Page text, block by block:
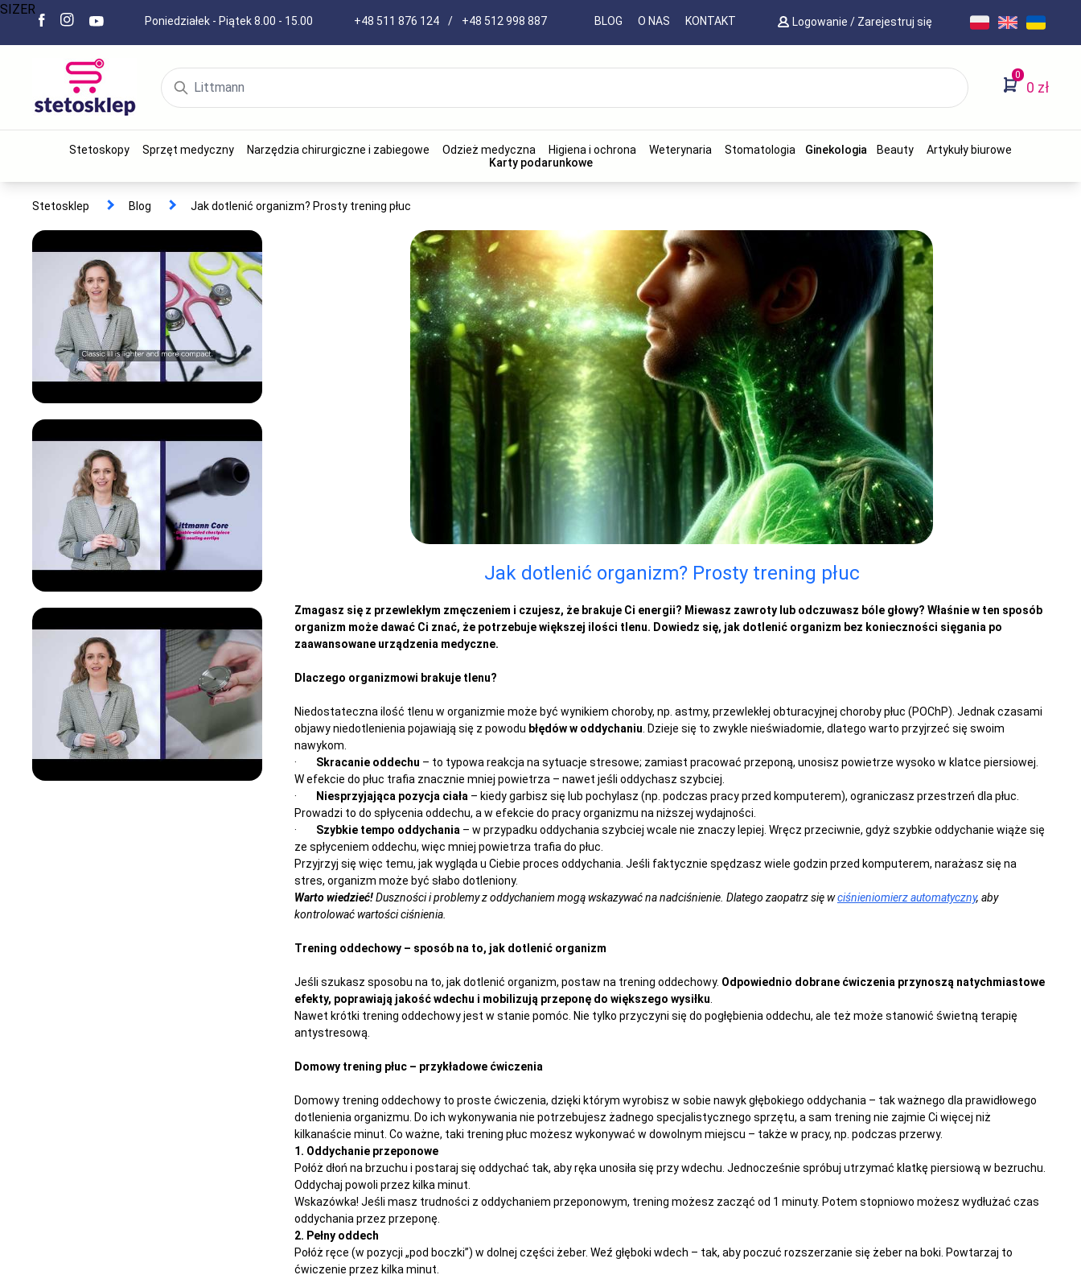
Poniedziałek - Piątek 8.00 - 15.00 +48 511 876 124 / +48 512 998 887 BLOG O NAS KONTAKT Logowanie / Zarejestruj się
0
0 zł
Stetoskopy Sprzęt medyczny Narzędzia chirurgiczne i zabiegowe Odzież medyczna Higiena i ochrona Weterynaria Stomatologia Ginekologia Beauty
Artykuły biurowe
Karty podarunkowe
Stetosklep Blog Jak dotlenić organizm? Prosty trening płuc
Jak dotlenić organizm? Prosty trening płuc
Zmagasz się z przewlekłym zmęczeniem i czujesz, że brakuje Ci energii? Miewasz zawroty lub odczuwasz bóle głowy? Właśnie w ten sposób
organizm może dawać Ci znać, że potrzebuje większej ilości tlenu. Dowiedz się, jak dotlenić organizm bez konieczności sięgania po
zaawansowane urządzenia medyczne.
Dlaczego organizmowi brakuje tlenu?
Niedostateczna ilość tlenu w organizmie może być wynikiem choroby, np. astmy, przewlekłej obturacyjnej choroby płuc (POChP). Jednak czasami
objawy niedotlenienia pojawiają się z powodu błędów w oddychaniu . Dzieje się to zwykle nieświadomie, dlatego warto przyjrzeć się swoim
nawykom.
· Skracanie oddechu – to typowa reakcja na sytuacje stresowe; zamiast pracować przeponą, unosisz powietrze wysoko w klatce piersiowej.
W efekcie do płuc trafia znacznie mniej powietrza – nawet jeśli oddychasz szybciej.
·
Niesprzyjająca pozycja ciała – kiedy garbisz się lub pochylasz (np. podczas pracy przed komputerem), ograniczasz przestrzeń dla płuc.
Prowadzi to do spłycenia oddechu, a w efekcie do pracy organizmu na niższej wydajności.
· Szybkie tempo oddychania – w przypadku oddychania szybciej wcale nie znaczy lepiej. Wręcz przeciwnie, gdyż szybkie oddychanie wiąże się
ze spłyceniem oddechu, więc mniej powietrza trafia do płuc.
Przyjrzyj się więc temu, jak wygląda u Ciebie proces oddychania. Jeśli faktycznie spędzasz wiele godzin przed komputerem, narażasz się na
stres, organizm może być słabo dotleniony.
Warto wiedzieć!Duszności i problemy z oddychaniem mogą wskazywać na nadciśnienie. Dlatego zaopatrz się wciśnieniomierz automatyczny, aby
kontrolować wartości ciśnienia.
Trening oddechowy – sposób na to, jak dotlenić organizm
Jeśli szukasz sposobu na to, jak dotlenić organizm, postaw na trening oddechowy. Odpowiednio dobrane ćwiczenia przynoszą natychmiastowe
efekty, poprawiają jakość wdechu i mobilizują przeponę do większego wysiłku
Nawet krótki trening oddechowy jest w stanie pomóc. Nie tylko przyczyni się do pogłębienia oddechu, ale też może stanowić świetną terapię
antystresową.
Domowy trening płuc – przykładowe ćwiczenia
Domowy trening oddechowy to proste ćwiczenia, dzięki którym wyrobisz w sobie nawyk głębokiego oddychania – tak ważnego dla prawidłowego
dotlenienia organizmu. Do ich wykonywania nie potrzebujesz żadnego specjalistycznego sprzętu, a sam trening nie zajmie Ci więcej niż
kilkanaście minut. Co ważne, taki trening płuc możesz wykonywać w dowolnym miejscu – także w pracy, np. podczas przerwy.
1. Oddychanie przeponowe
Połóż dłoń na brzuchu i postaraj się oddychać tak, aby ręka unosiła się przy wdechu. Jednocześnie spróbuj utrzymać klatkę piersiową w bezruchu.
Oddychaj powoli przez kilka minut.
Wskazówka! Jeśli masz trudności z oddychaniem przeponowym, trening możesz zacząć od 1 minuty. Potem stopniowo możesz wydłużać czas
oddychania przez przeponę.
2. Pełny oddech
Połóż ręce (w pozycji „pod boczki”) w dolnej części żeber. Weź głęboki wdech – tak, aby poczuć rozszerzanie się żeber na boki. Powtarzaj to
ćwiczenie przez kilka minut.
SIZER